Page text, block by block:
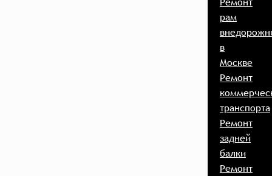
рам
в
Москве
Ремонт
транспорта
Ремонт
задней
балки
Ремонт